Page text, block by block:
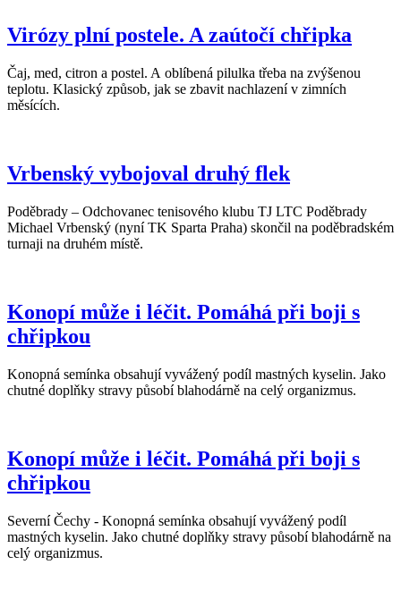
Virózy plní postele. A zaútočí chřipka
Čaj, med, citron a postel. A oblíbená pilulka třeba na zvýšenou
teplotu. Klasický způsob, jak se zbavit nachlazení v zimních
měsících.
Vrbenský vybojoval druhý flek
Poděbrady – Odchovanec tenisového klubu TJ LTC Poděbrady
Michael Vrbenský (nyní TK Sparta Praha) skončil na poděbradském
turnaji na druhém místě.
Konopí může i léčit. Pomáhá při boji s
chřipkou
Konopná semínka obsahují vyvážený podíl mastných kyselin. Jako
chutné doplňky stravy působí blahodárně na celý organizmus.
Konopí může i léčit. Pomáhá při boji s
chřipkou
Severní Čechy - Konopná semínka obsahují vyvážený podíl
mastných kyselin. Jako chutné doplňky stravy působí blahodárně na
celý organizmus.